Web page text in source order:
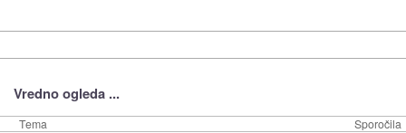
Vredno ogleda ...
Tema Sporočila